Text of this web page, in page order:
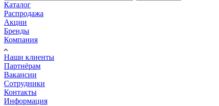
Каталог
Распродажа
Акции
Бренды
Компания
Наши клиенты
Партнёрам
Вакансии
Сотрудники
Контакты
Информация